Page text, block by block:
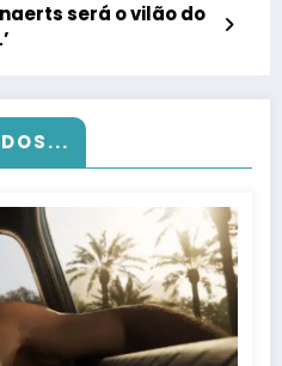
será o vilão do